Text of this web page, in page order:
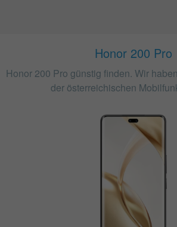
Honor 200 Pro
Honor 200 Pro günstig finden. Wir
der österreichischen